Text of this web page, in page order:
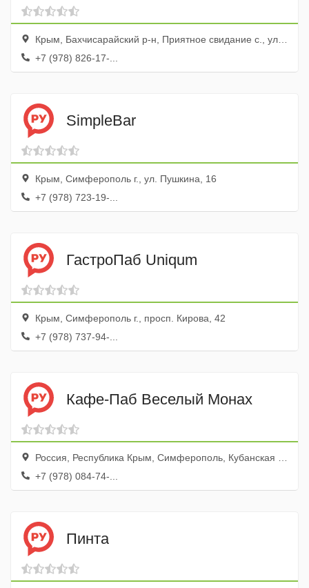
Крым, Бахчисарайский р-н, Приятное свидание с., ул. Малиновая, 3
+7 (978) 826-17-...
SimpleBar
Крым, Симферополь г., ул. Пушкина, 16
+7 (978) 723-19-...
ГастроПаб Uniqum
Крым, Симферополь г., просп. Кирова, 42
+7 (978) 737-94-...
Кафе-Паб Веселый Монах
Россия, Республика Крым, Симферополь, Кубанская улица, 13А
+7 (978) 084-74-...
Пинта